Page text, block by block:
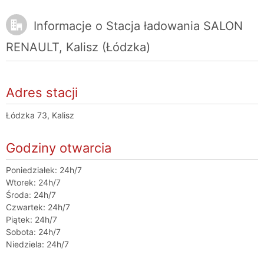
Informacje o Stacja ładowania SALON
RENAULT, Kalisz (Łódzka)
Adres stacji
Łódzka 73, Kalisz
Godziny otwarcia
Poniedziałek: 24h/7
Wtorek: 24h/7
Środa: 24h/7
Czwartek: 24h/7
Piątek: 24h/7
Sobota: 24h/7
Niedziela: 24h/7